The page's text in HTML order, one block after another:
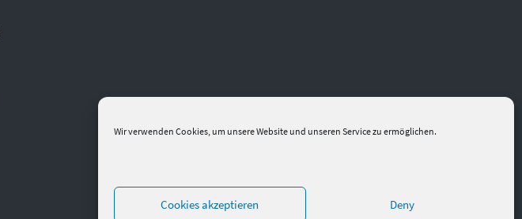
Wir verwenden Cookies, um unsere Website und unseren Service zu ermöglichen.
Cookies akzeptieren Deny